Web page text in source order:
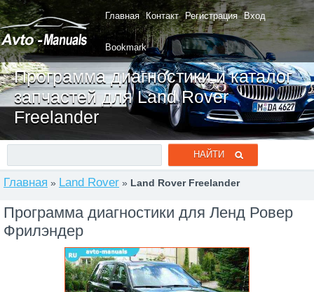
Главная Контакт Регистрация Вход
Bookmark
Программа диагностики и каталог
запчастей для Land Rover
Freelander
Главная » Land Rover » Land Rover Freelander
Программа диагностики для Ленд Ровер
Фрилэндер